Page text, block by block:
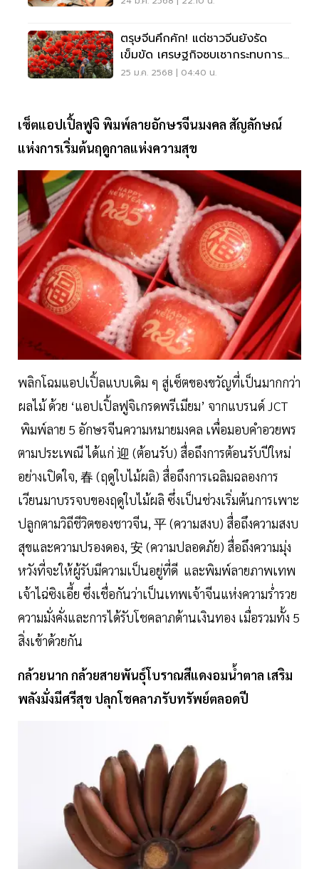
ตรุษจีนคึกคัก! แต่ชาวจีนยังรัด
เข็มขัด เศรษฐกิจซบเซากระทบการ
จับจ่าย
25 ม.ค. 2568 | 04:40 น.
เซ็ตแอปเปิ้ลฟูจิ พิมพ์ลายอักษรจีนมงคล สัญลักษณ์
แห่งการเริ่มต้นฤดูกาลแห่งความสุข
พลิกโฉมแอปเปิ้ลแบบเดิม ๆ สู่เซ็ตของขวัญที่เป็นมากกว่า
ผลไม้ ด้วย ‘แอปเปิ้ลฟูจิเกรดพรีเมียม’ จากแบรนด์ JCT
พิมพ์ลาย 5 อักษรจีนความหมายมงคล เพื่อมอบคำอวยพร
ตามประเพณี ได้แก่ 迎 (ต้อนรับ) สื่อถึงการต้อนรับปีใหม่
อย่างเปิดใจ, 春 (ฤดูใบไม้ผลิ) สื่อถึงการเฉลิมฉลองการ
เวียนมาบรรจบของฤดูใบไม้ผลิ ซึ่งเป็นช่วงเริ่มต้นการเพาะ
ปลูกตามวิถีชีวิตของชาวจีน, 平 (ความสงบ) สื่อถึงความสงบ
สุขและความปรองดอง, 安 (ความปลอดภัย) สื่อถึงความมุ่ง
หวังที่จะให้ผู้รับมีความเป็นอยู่ที่ดี และพิมพ์ลายภาพเทพ
เจ้าไฉ่ซิงเอี้ย ซึ่งเชื่อกันว่าเป็นเทพเจ้าจีนแห่งความร่ำรวย
ความมั่งคั่งและการได้รับโชคลาภด้านเงินทอง เมื่อรวมทั้ง 5
สิ่งเข้าด้วยกัน
กล้วยนาก กล้วยสายพันธุ์โบราณสีแดงอมน้ำตาล เสริม
พลังมั่งมีศรีสุข ปลุกโชคลาภรับทรัพย์ตลอดปี